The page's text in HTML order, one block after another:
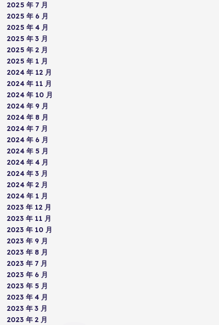
2025 年 7 月
2025 年 6 月
2025 年 4 月
2025 年 3 月
2025 年 2 月
2025 年 1 月
2024 年 12 月
2024 年 11 月
2024 年 10 月
2024 年 9 月
2024 年 8 月
2024 年 7 月
2024 年 6 月
2024 年 5 月
2024 年 4 月
2024 年 3 月
2024 年 2 月
2024 年 1 月
2023 年 12 月
2023 年 11 月
2023 年 10 月
2023 年 9 月
2023 年 8 月
2023 年 7 月
2023 年 6 月
2023 年 5 月
2023 年 4 月
2023 年 3 月
2023 年 2 月